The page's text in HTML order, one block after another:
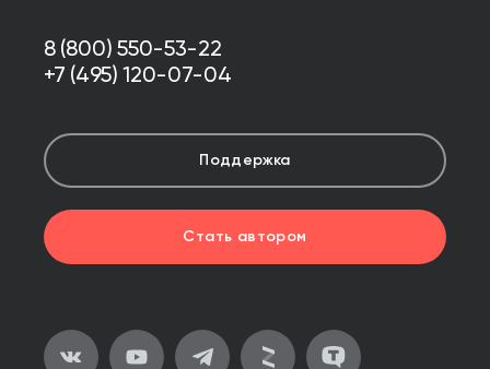
8 (800) 550-53-22
+7 (495) 120-07-04
Поддержка
Стать автором